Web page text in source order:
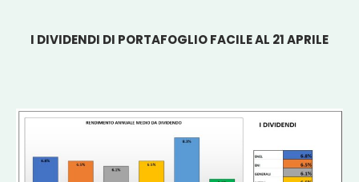
I DIVIDENDI DI PORTAFOGLIO FACILE AL 21 APRILE